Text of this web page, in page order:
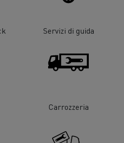
Servizi di guida
Carrozzeria